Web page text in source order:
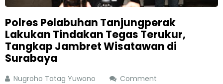
Polres Pelabuhan Tanjungperak
Lakukan Tindakan Tegas Terukur,
Tangkap Jambret Wisatawan di
Surabaya
Nugroho Tatag Yuwono
Comment